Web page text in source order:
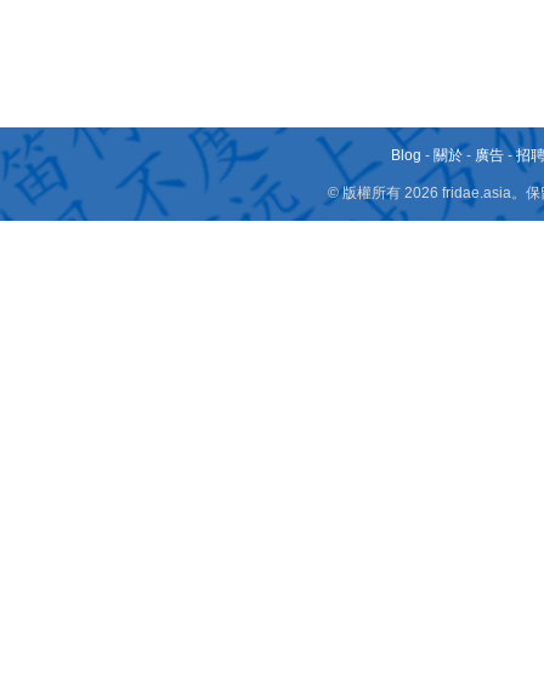
Blog - 關於 - 廣告 -招
© 版權所有 2026 fridae.asia。